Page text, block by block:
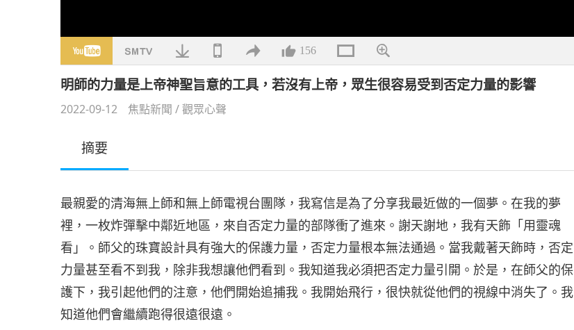
156
明師的力量是上帝神聖旨意的工具，若沒有上帝，眾生很容易受到否定力量的影響
2022-09-12 焦點新聞 /觀眾心聲
摘要
最親愛的清海無上師和無上師電視台團隊，我寫信是為了分享我最近做的一個夢。在我的夢
裡，一枚炸彈擊中鄰近地區，來自否定力量的部隊衝了進來。謝天謝地，我有天飾「用靈魂
看」。師父的珠寶設計具有強大的保護力量，否定力量根本無法通過。當我戴著天飾時，否定
力量甚至看不到我，除非我想讓他們看到。我知道我必須把否定力量引開。於是，在師父的保
護下，我引起他們的注意，他們開始追捕我。我開始飛行，很快就從他們的視線中消失了。我
知道他們會繼續跑得很遠很遠。